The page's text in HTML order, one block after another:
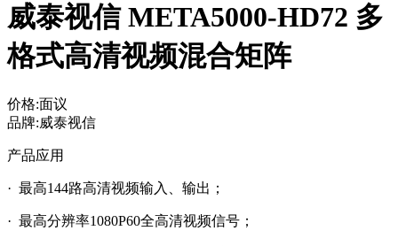
威泰视信 META5000-HD72 多
格式高清视频混合矩阵
价格:面议
品牌:威泰视信
产品应用
· 最高144路高清视频输入、输出；
· 最高分辨率1080P60全高清视频信号；